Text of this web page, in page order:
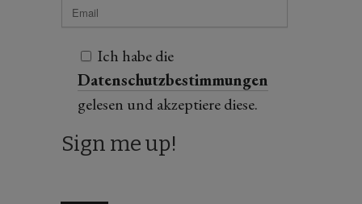
Ich habe die
Datenschutzbestimmungen
gelesen und akzeptiere diese.